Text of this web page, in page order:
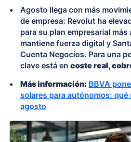
Agosto llega con más
de empresa: Revolut ha
para su plan empresarial más
mantiene fuerza digital y
Cuenta Negocios. Para una
clave está en coste real,
Más información: BBVA
solares para autónomos: qué
agosto